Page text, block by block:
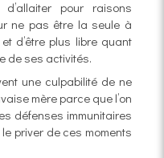
pour raisons
ne pas être la seule à
d’être plus libre quant
de ses activités.
une culpabilité de ne
mère parce que l’on
défenses immunitaires
le priver de ces moments